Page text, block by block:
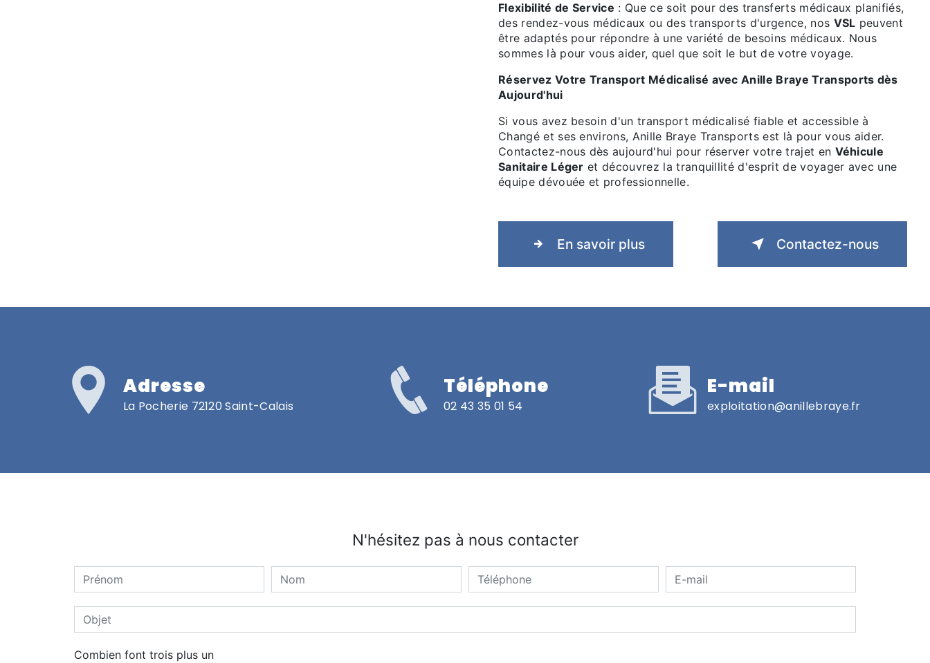
Flexibilité de Service : Que ce soit pour des transferts médicaux planifiés,
des rendez-vous médicaux ou des transports d'urgence, nos VSL peuvent
être adaptés pour répondre à une variété de besoins médicaux. Nous
sommes là pour vous aider, quel que soit le but de votre voyage.
Réservez Votre Transport Médicalisé avec Anille Braye Transports dès
Aujourd'hui
Si vous avez besoin d'un transport médicalisé fiable et accessible à
Changé et ses environs, Anille Braye Transports est là pour vous aider.
Contactez-nous dès aujourd'hui pour réserver votre trajet en Véhicule
Sanitaire Léger et découvrez la tranquillité d'esprit de voyager avec une
équipe dévouée et professionnelle.
En savoir plus Contactez-nous
Adresse
La Pocherie 72120 Saint-Calais
Téléphone
02 43 35 01 54
E-mail
exploitation@anillebraye.fr
N'hésitez pas à nous contacter
Combien font trois plus un